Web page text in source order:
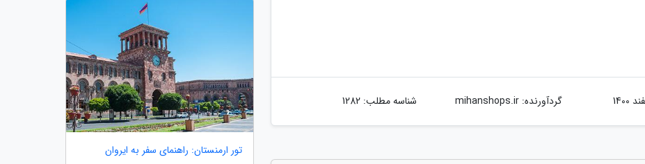
گردآورنده:mihanshops.ir شناسه مطلب: 1282
تور ارمنستان: راهنمای سفر به ایروان